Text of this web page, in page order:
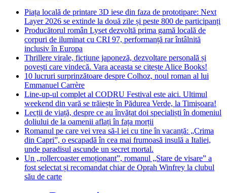
Piața locală de printare 3D iese din faza de prototipare: Next
Layer 2026 se extinde la două zile și peste 800 de participanți
Producătorul român Lyset dezvoltă prima gamă locală de
corpuri de iluminat cu CRI 97, performanță rar întâlnită
inclusiv în Europa
Thrillere virale, ficțiune japoneză, dezvoltare personală și
povești care vindecă. Vara aceasta se citește Alice Books!
10 lucruri surprinzătoare despre Colhoz, noul roman al lui
Emmanuel Carrère
Line-up-ul complet al CODRU Festival este aici. Ultimul
weekend din vară se trăiește în Pădurea Verde, la Timișoara!
Lecții de viață, despre ce au învățat doi specialiști în domeniul
doliului de la oamenii aflați în fața morții
Romanul pe care vei vrea să-l iei cu tine în vacanță: „Crima
din Capri”, o escapadă în cea mai frumoasă insulă a Italiei,
unde paradisul ascunde un secret mortal.
Un „rollercoaster emoționant”, romanul „Stare de visare” a
fost selectat și recomandat chiar de Oprah Winfrey la clubul
său de carte